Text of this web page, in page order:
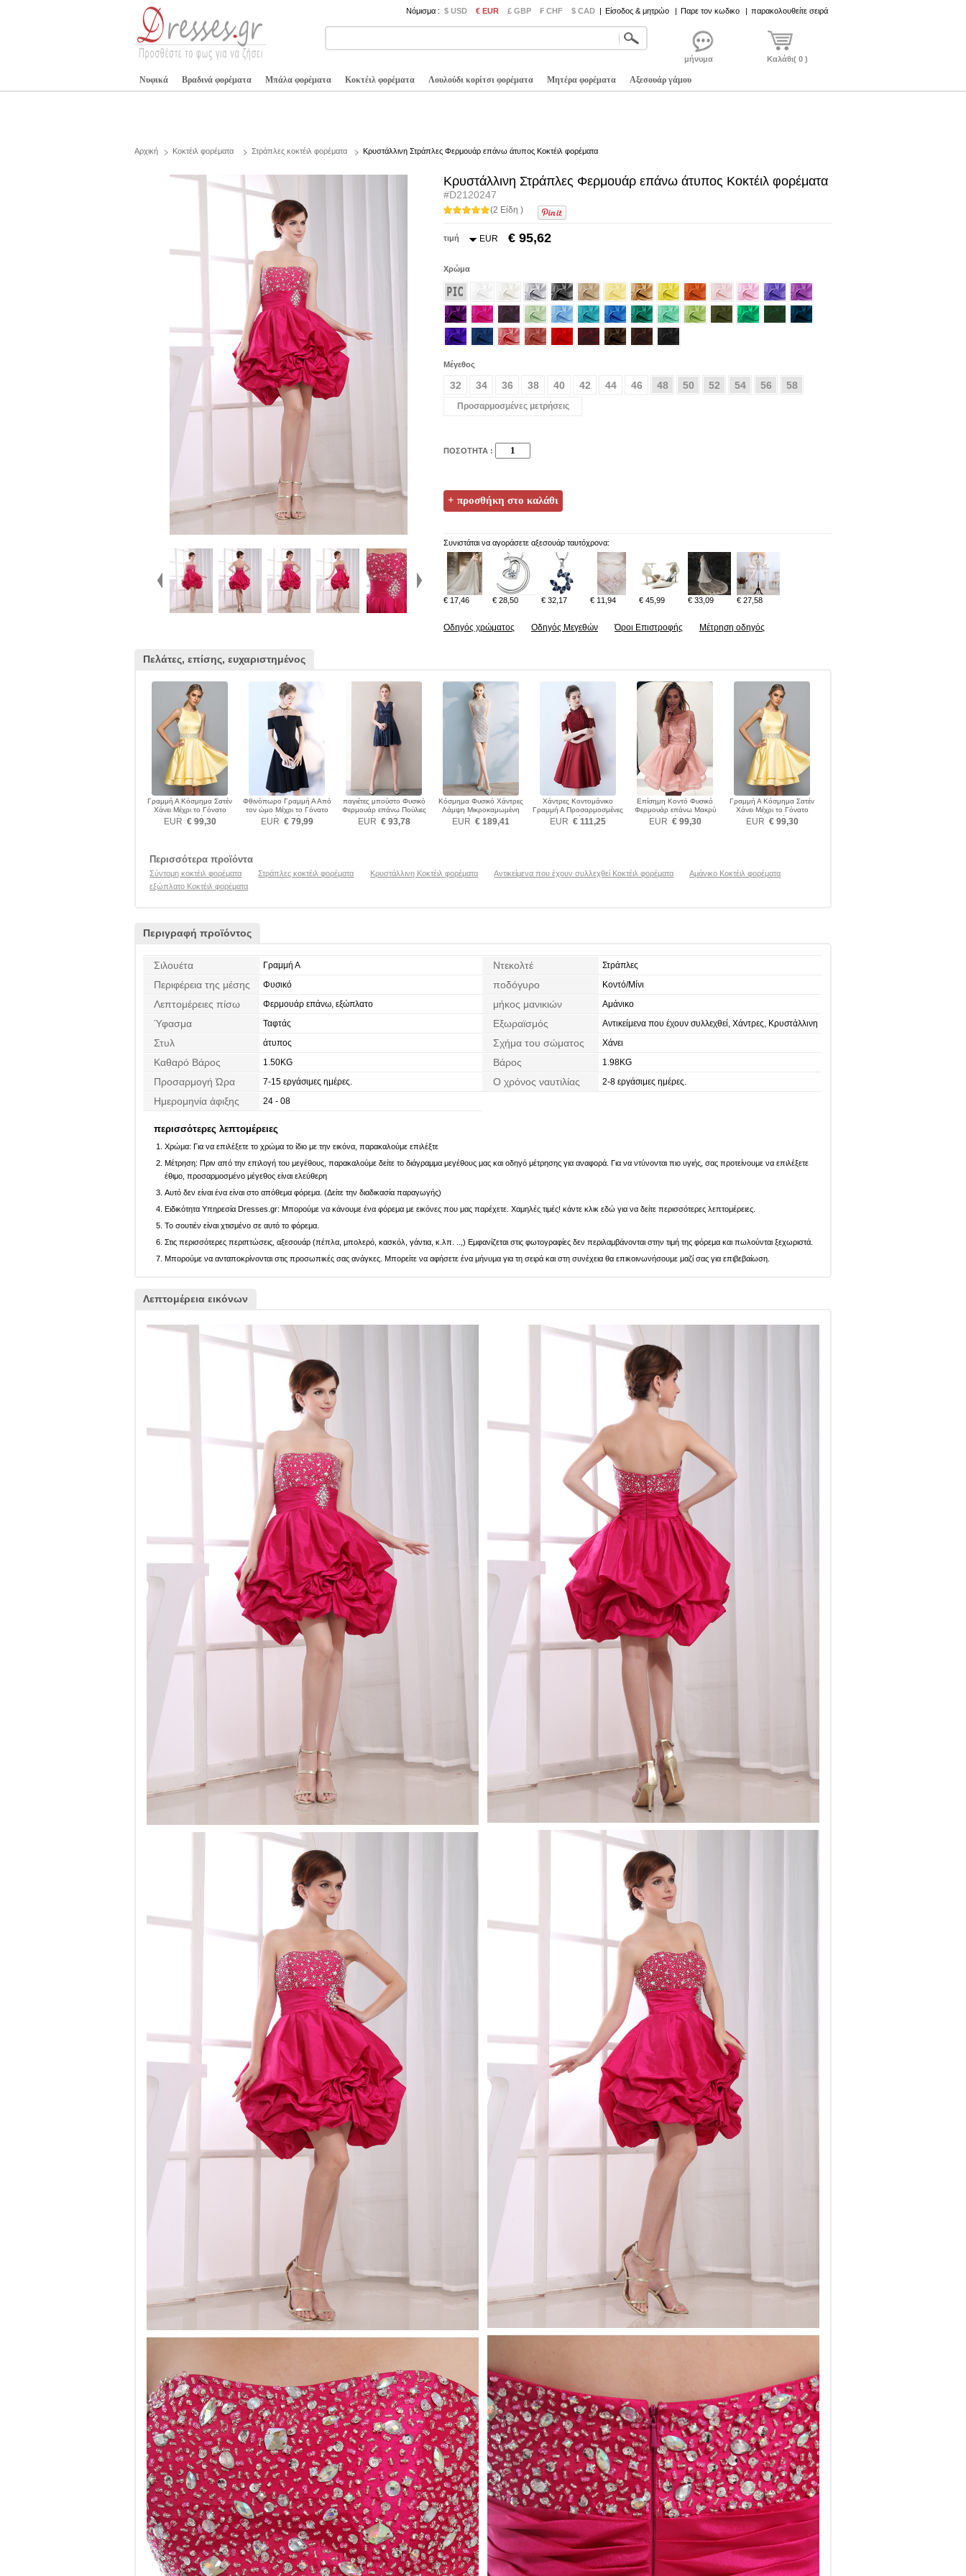
Νόμισμα : $ USD € EUR £ GBP ₣ CHF $ CAD | Είσοδος & μητρώο | Παρε τον κωδικο | παρακολουθείτε σειρά
μήνυμα Καλάθι( 0 )
Νυφικά Βραδινά φορέματα Μπάλα φορέματα Κοκτέιλ φορέματα Λουλούδι κορίτσι φορέματα Μητέρα φορέματα Αξεσουάρ γάμου
Αρχική Κοκτέιλ φορέματα Στράπλες κοκτέιλ φορέματα Κρυστάλλινη Στράπλες Φερμουάρ επάνω άτυπος Κοκτέιλ φορέματα
Κρυστάλλινη Στράπλες Φερμουάρ επάνω άτυπος Κοκτέιλ φορέματα
#D2120247
(2 Είδη )
τιμή EUR € 95,62
Χρώμα
Μέγεθος
32 34 36 38 40 42 44 46 48 50 52 54 56 58
Προσαρμοσμένες μετρήσεις
ΠΟΣΟΤΗΤΑ :
Συνιστάται να αγοράσετε αξεσουάρ ταυτόχρονα:
€ 17,46 € 28,50 € 32,17 € 11,94 € 45,99 € 33,09 € 27,58
Οδηγός χρώματος Οδηγός Μεγεθών Όροι Επιστροφής Μέτρηση οδηγός
Πελάτες, επίσης, ευχαριστημένος
Γραμμή Α Κόσμημα Σατέν
Χάνει Μέχρι το Γόνατο
Κοκτέιλ φορέματα
EUR € 99,30
Φθινόπωρο Γραμμή Α Από
τον ώμο Μέχρι το Γόνατο
Κοκτέιλ φορέματα
EUR € 79,99
παγιέτες μπούστο Φυσικό
Φερμουάρ επάνω Πούλιες
Κοκτέιλ φορέματα
EUR € 93,78
Κόσμημα Φυσικό Χάντρες
Λάμψη Μικροκαμωμένη
Κοκτέιλ φορέματα
EUR € 189,41
Χάντρες Κοντομάνικο
Γραμμή Α Προσαρμοσμένες
μανίκια Κοκτέιλ φορέματα
EUR € 111,25
Επίσημη Κοντό Φυσικό
Φερμουάρ επάνω Μακρύ
Μανίκι Κοκτέιλ φορέματα
EUR € 99,30
Γραμμή Α Κόσμημα Σατέν
Χάνει Μέχρι το Γόνατο
Κοκτέιλ φορέματα
EUR € 99,30
Περισσότερα προϊόντα
Σύντομη κοκτέιλ φορέματα Στράπλες κοκτέιλ φορέματα Κρυστάλλινη Κοκτέιλ φορέματα Αντικείμενα που έχουν συλλεχθεί Κοκτέιλ φορέματα
Αμάνικο Κοκτέιλ φορέματα
εξώπλατο Κοκτέιλ φορέματα
Περιγραφή προϊόντος
Σιλουέτα Γραμμή Α Ντεκολτέ Στράπλες
Περιφέρεια της μέσης Φυσικό ποδόγυρο Κοντό/Μίνι
Λεπτομέρειες πίσω Φερμουάρ επάνω, εξώπλατο μήκος μανικιών Αμάνικο
Ύφασμα Ταφτάς Εξωραϊσμός Αντικείμενα που έχουν συλλεχθεί, Χάντρες, Κρυστάλλινη
Στυλ άτυπος Σχήμα του σώματος Χάνει
Καθαρό Βάρος 1.50KG Βάρος 1.98KG
Προσαρμογή Ώρα 7-15 εργάσιμες ημέρες. Ο χρόνος ναυτιλίας 2-8 εργάσιμες ημέρες.
Ημερομηνία άφιξης 24 - 08
περισσότερες λεπτομέρειες
Χρώμα: Για να επιλέξετε το χρώμα το ίδιο με την εικόνα, παρακαλούμε επιλέξτε
Μέτρηση: Πριν από την επιλογή του μεγέθους, παρακαλούμε δείτε το διάγραμμα μεγέθους μας και οδηγό μέτρησης για αναφορά. Για να ντύνονται πιο υγιής, σας προτείνουμε να επιλέξετε
έθιμο, προσαρμοσμένο μέγεθος είναι ελεύθερη
Αυτό δεν είναι ένα είναι στο απόθεμα φόρεμα. (Δείτε την διαδικασία παραγωγής)
Ειδικότητα Υπηρεσία Dresses.gr: Μπορούμε να κάνουμε ένα φόρεμα με εικόνες που μας παρέχετε. Χαμηλές τιμές! κάντε κλικ εδώ για να δείτε περισσότερες λεπτομέρειες.
Το σουτιέν είναι χτισμένο σε αυτό το φόρεμα.
Στις περισσότερες περιπτώσεις, αξεσουάρ (πέπλα, μπολερό, κασκόλ, γάντια, κ.λπ. ..,) Εμφανίζεται στις φωτογραφίες δεν περιλαμβάνονται στην τιμή της φόρεμα και πωλούνται ξεχωριστά.
Μπορούμε να ανταποκρίνονται στις προσωπικές σας ανάγκες. Μπορείτε να αφήσετε ένα μήνυμα για τη σειρά και στη συνέχεια θα επικοινωνήσουμε μαζί σας για επιβεβαίωση.
Λεπτομέρεια εικόνων